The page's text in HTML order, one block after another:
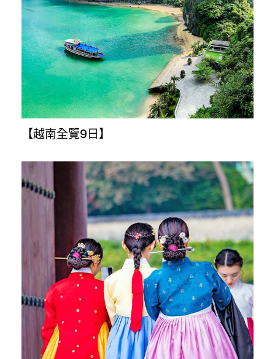
【越南全覽9日】